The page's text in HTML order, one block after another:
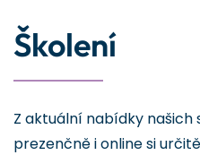
Školení
Z aktuální nabídky
prezenčně i online si